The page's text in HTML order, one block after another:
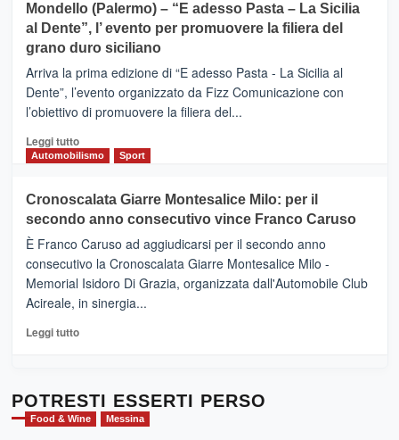
e
messaggi
di
CASTIGLIONE
DI
SICILIA
(Ct)
–
Il
Borgo
Gusto,
il
tra
sapori
vicoli
medievali
Mondello (Palermo) – “E adesso Pasta – La Sicilia
al Dente”, l’ evento per promuovere la filiera del
grano duro siciliano
Arriva la prima edizione di “E adesso Pasta - La Sicilia al
Dente”, l’evento organizzato da Fizz Comunicazione con
l’obiettivo di promuovere la filiera del...
Leggi tuttoLeggi
di
Mondello
(Palermo)
–
“E
adesso
Pasta
–
Sicilia
l’
evento
per
Automobilismo Sport
Cronoscalata Giarre Montesalice Milo: per il
secondo anno consecutivo vince Franco Caruso
È Franco Caruso ad aggiudicarsi per il secondo anno
consecutivo la Cronoscalata Giarre Montesalice Milo -
Memorial Isidoro Di Grazia, organizzata dall'Automobile Club
Acireale, in sinergia...
Leggi tuttoLeggi
Cronoscalata
Giarre
Montesalice
POTRESTI ESSERTI PERSO
Food & Wine Messina